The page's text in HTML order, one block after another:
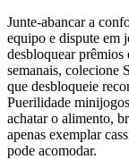
Junte-abancar a
equipo e dispute em
desbloquear
semanais, colecione
que desbloqueie
Puerilidade
achatar o alimento,
apenas exemplar
pode acomodar.